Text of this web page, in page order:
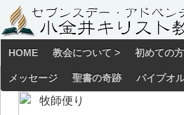
HOME 教会について > 初めての
メッセージ 聖書の奇跡 パイプオ